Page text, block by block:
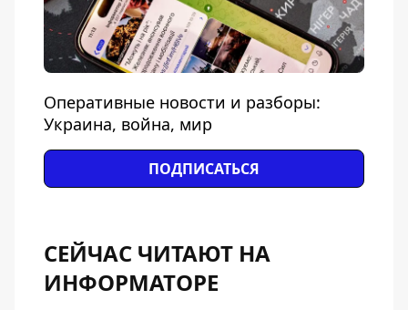
Оперативные новости и разборы:
Украина, война, мир
ПОДПИСАТЬСЯ
СЕЙЧАС ЧИТАЮТ НА
ИНФОРМАТОРЕ